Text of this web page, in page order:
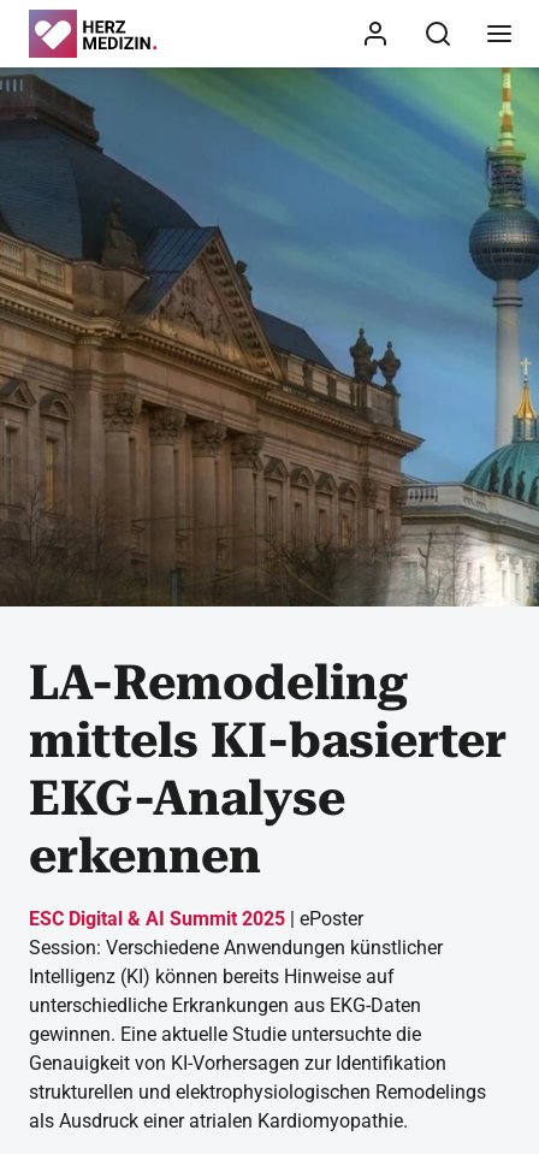
LA-Remodeling
mittels KI-basierter
EKG-Analyse
erkennen
ESC Digital & AI Summit 2025 | ePoster
Session: Verschiedene Anwendungen künstlicher
Intelligenz (KI) können bereits Hinweise auf
unterschiedliche Erkrankungen aus EKG-Daten
gewinnen. Eine aktuelle Studie untersuchte die
Genauigkeit von KI-Vorhersagen zur Identifikation
strukturellen und elektrophysiologischen Remodelings
als Ausdruck einer atrialen Kardiomyopathie.